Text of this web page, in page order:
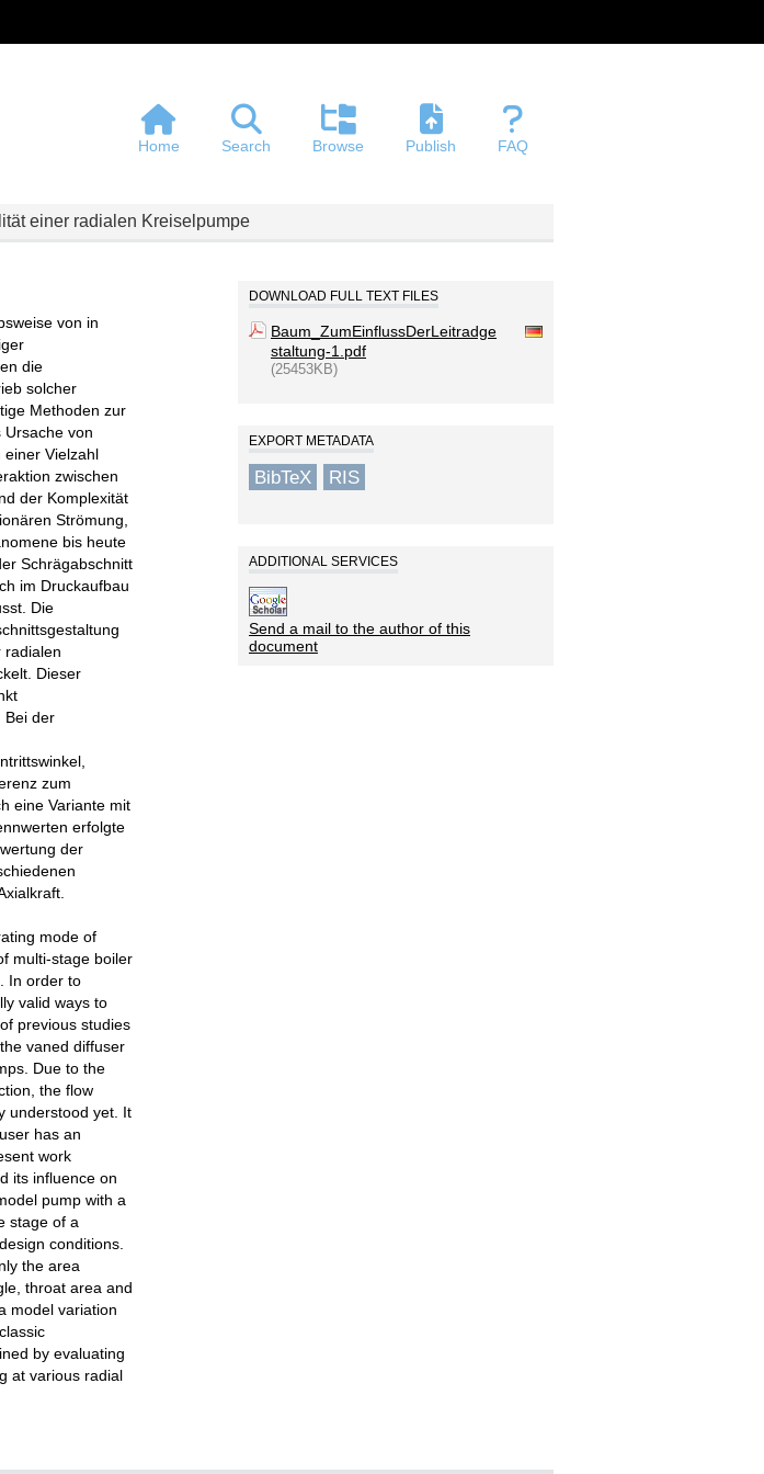
Home Search Browse Publish FAQ
einer radialen Kreiselpumpe
von in
die
solcher
Methoden zur
Ursache von
einer Vielzahl
zwischen
der Komplexität
Strömung,
bis heute
Schrägabschnitt
im Druckaufbau
Die
radialen
Dieser
Bei der
zum
eine Variante mit
erfolgte
der
mode of
multi-stage boiler
In order to
valid ways to
previous studies
vaned diffuser
Due to the
the flow
understood yet. It
has an
work
its influence on
pump with a
stage of a
conditions.
the area
throat area and
model variation
by evaluating
at various radial
DOWNLOAD FULL TEXT FILES
Baum_ZumEinflussDerLeitradge
staltung-1.pdf
(25453KB)
EXPORT METADATA
BibTeX RIS
ADDITIONAL SERVICES
Send a mail to the author of this
document